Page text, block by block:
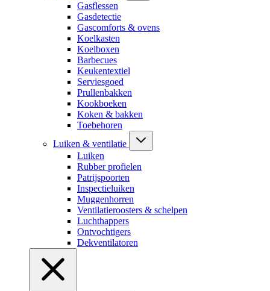
Gasflessen
Gasdetectie
Gascomforts & ovens
Koelkasten
Koelboxen
Barbecues
Keukentextiel
Serviesgoed
Prullenbakken
Kookboeken
Koken & bakken
Toebehoren
Luiken & ventilatie
Luiken
Rubber profielen
Patrijspoorten
Inspectieluiken
Muggenhorren
Ventilatieroosters & schelpen
Luchthappers
Ontvochtigers
Dekventilatoren